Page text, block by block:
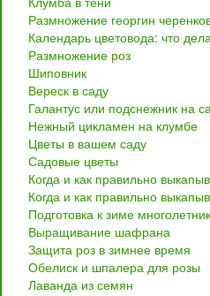
Размножение георгин
Календарь цветовода: что
Размножение роз
Шиповник
Вереск в саду
Галантус или подснежник на
Нежный цикламен на клумбе
Цветы в вашем саду
Садовые цветы
Когда и как правильно
Когда и как правильно
Подготовка к зиме
Выращивание шафрана
Защита роз в зимнее время
Обелиск и шпалера для розы
Лаванда из семян